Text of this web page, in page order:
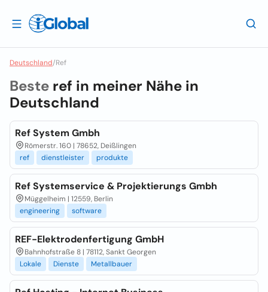
Deutschland/Ref
Beste ref in meiner Nähe in
Deutschland
Ref System Gmbh
Römerstr. 160 | 78652, Deißlingen
ref
dienstleister produkte
Ref Systemservice & Projektierungs Gmbh
Müggelheim | 12559, Berlin
engineering
software
REF-Elektrodenfertigung GmbH
Bahnhofstraße 8 | 78112, Sankt Georgen
Lokale
Dienste Metallbauer